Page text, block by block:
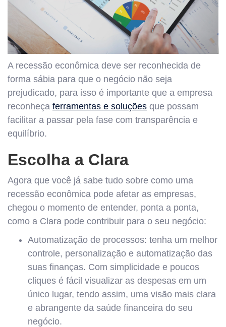
A recessão econômica deve ser reconhecida de
forma sábia para que o negócio não seja
prejudicado, para isso é importante que a empresa
reconheça ferramentas e soluções que possam
facilitar a passar pela fase com transparência e
equilíbrio.
Escolha a Clara
Agora que você já sabe tudo sobre como uma
recessão econômica pode afetar as empresas,
chegou o momento de entender, ponta a ponta,
como a Clara pode contribuir para o seu negócio:
Automatização de processos: tenha um melhor
controle, personalização e automatização das
suas finanças. Com simplicidade e poucos
cliques é fácil visualizar as despesas em um
único lugar, tendo assim, uma visão mais clara
e abrangente da saúde financeira do seu
negócio.